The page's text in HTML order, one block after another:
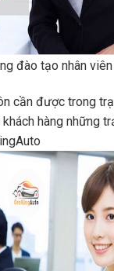
đào tạo nhân
cần được trong
hàng những